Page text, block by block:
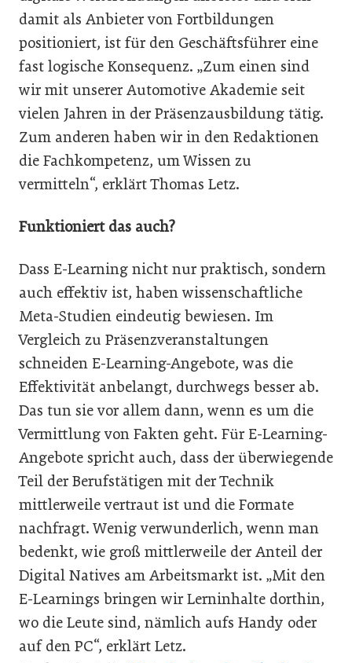
damit als Anbieter von Fortbildungen
positioniert, ist für den Geschäftsführer eine
fast logische Konsequenz. „Zum einen sind
wir mit unserer Automotive Akademie seit
vielen Jahren in der Präsenzausbildung tätig.
Zum anderen haben wir in den Redaktionen
die Fachkompetenz, um Wissen zu
vermitteln“, erklärt Thomas Letz.
Funktioniert das auch?
Dass E-Learning nicht nur praktisch, sondern
auch effektiv ist, haben wissenschaftliche
Meta-Studien eindeutig bewiesen. Im
Vergleich zu Präsenzveranstaltungen
schneiden E-Learning-Angebote, was die
Effektivität anbelangt, durchwegs besser ab.
Das tun sie vor allem dann, wenn es um die
Vermittlung von Fakten geht. Für E-Learning-
Angebote spricht auch, dass der überwiegende
Teil der Berufstätigen mit der Technik
mittlerweile vertraut ist und die Formate
nachfragt. Wenig verwunderlich, wenn man
bedenkt, wie groß mittlerweile der Anteil der
Digital Natives am Arbeitsmarkt ist. „Mit den
E-Learnings bringen wir Lerninhalte dorthin,
wo die Leute sind, nämlich aufs Handy oder
auf den PC“, erklärt Letz.